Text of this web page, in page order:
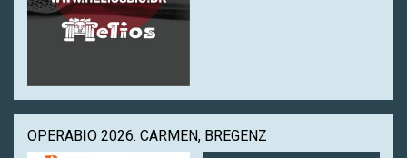
OPERABIO 2026: CARMEN, BREGENZ